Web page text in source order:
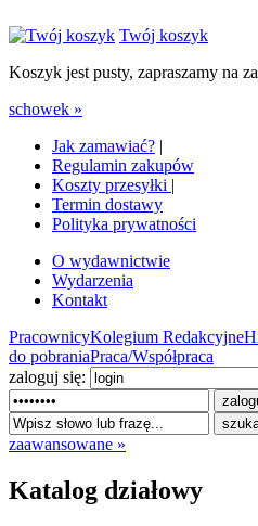
Twój koszyk
Koszyk jest pusty, zapraszamy na
schowek »
Jak zamawiać? |
Regulamin zakupów
Koszty przesyłki |
Termin dostawy
Polityka prywatności
O wydawnictwie
Wydarzenia
Kontakt
PracownicyKolegium Redakcyjne
do pobraniaPraca/Współpraca
zaloguj się:
zaawansowane »
Katalog działowy